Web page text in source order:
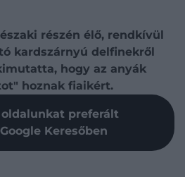
részén élő, rendkívül
kardszárnyú delfinekről
hogy az anyák
hoznak fiaikért.
preferált
Keresőben